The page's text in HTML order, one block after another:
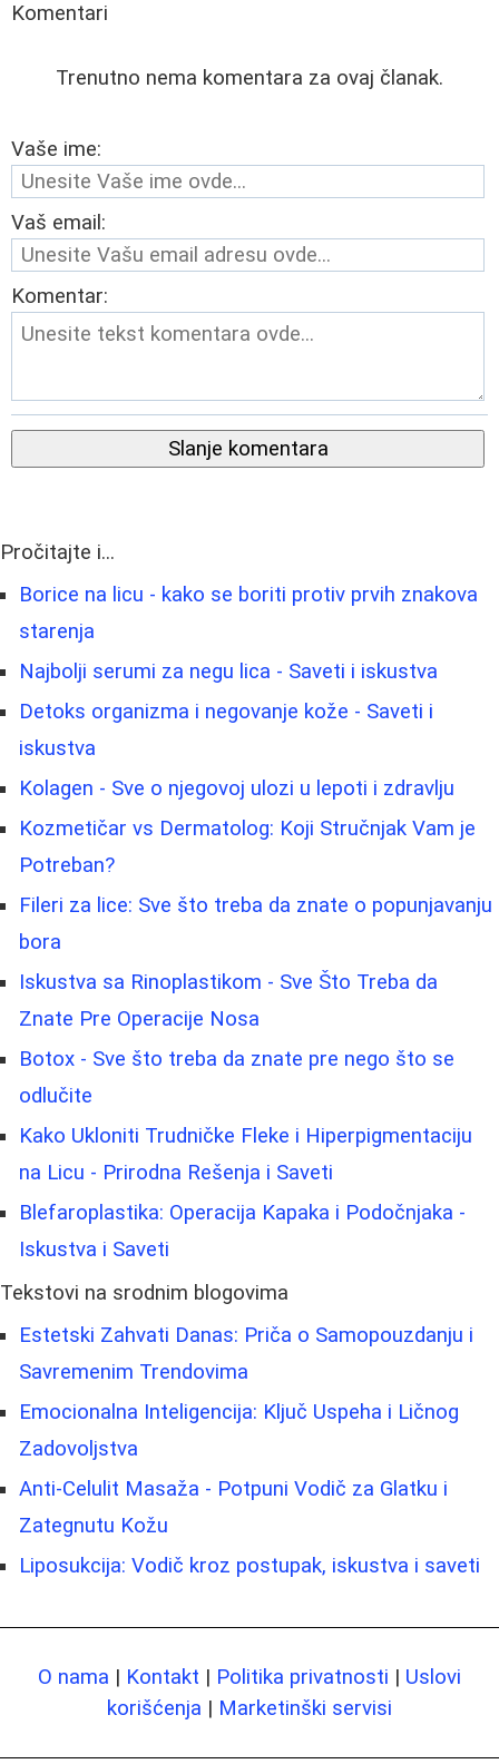
Komentari
Trenutno nema komentara za ovaj članak.
Vaše ime:
Vaš email:
Komentar:
Slanje komentara
Pročitajte i...
Borice na licu - kako se boriti protiv prvih znakova
starenja
Najbolji serumi za negu lica - Saveti i iskustva
Detoks organizma i negovanje kože - Saveti i
iskustva
Kolagen - Sve o njegovoj ulozi u lepoti i zdravlju
Kozmetičar vs Dermatolog: Koji Stručnjak Vam je
Potreban?
Fileri za lice: Sve što treba da znate o popunjavanju
bora
Iskustva sa Rinoplastikom - Sve Što Treba da
Znate Pre Operacije Nosa
Botox - Sve što treba da znate pre nego što se
odlučite
Kako Ukloniti Trudničke Fleke i Hiperpigmentaciju
na Licu - Prirodna Rešenja i Saveti
Blefaroplastika: Operacija Kapaka i Podočnjaka -
Iskustva i Saveti
Tekstovi na srodnim blogovima
Estetski Zahvati Danas: Priča o Samopouzdanju i
Savremenim Trendovima
Emocionalna Inteligencija: Ključ Uspeha i Ličnog
Zadovoljstva
Anti-Celulit Masaža - Potpuni Vodič za Glatku i
Zategnutu Kožu
Liposukcija: Vodič kroz postupak, iskustva i saveti
O nama | Kontakt | Politika privatnosti | Uslovi
korišćenja | Marketinški servisi